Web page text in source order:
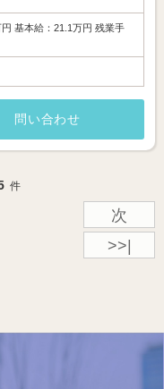
基本給：21.1万円 残業手
問い合わせ
件
次
>>|